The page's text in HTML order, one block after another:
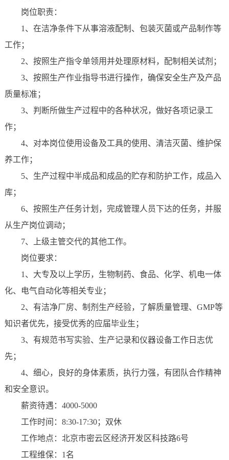
岗位职责：
1、在洁净条件下从事溶液配制、包装灭菌或产品制作等
工作；
2、按照生产指令单领用并处理原材料，配制相关试剂；
3、按照生产作业指导书进行操作，确保安全生产及产品
质量标准；
3、判断所做生产过程中的各种状况，做好各项记录工
作；
4、对本岗位使用设备及工具的使用、清洁灭菌、维护保
养工作；
5、生产过程中半成品和成品的贮存和防护工作，成品入
库；
6、按照生产任务计划，完成管理人员下达的任务，并服
从生产岗位调动；
7、上级主管交代的其他工作。
岗位要求：
1、大专及以上学历，生物制药、食品、化学、机电一体
化、电气自动化等相关专业；
2、有洁净厂房、制剂生产经验，了解质量管理、GMP等
知识者优先，接受优秀的应届毕业生；
3、有规范书写实验、生产记录和仪器设备工作日志优
先；
4、细心，良好的身体素质，执行力强，有团队合作精神
和安全意识。
薪资待遇：4000-5000
工作时间：8:30-17:30；双休
工作地点：北京市密云区经济开发区科技路6号
工程维保：1名